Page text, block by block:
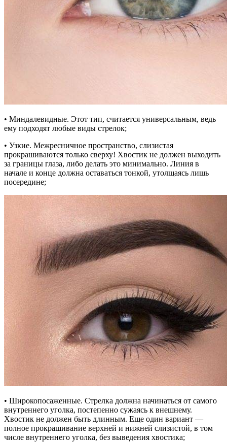
• Миндалевидные. Этот тип, считается универсальным, ведь
ему подходят любые виды стрелок;
• Узкие. Межресничное пространство, слизистая
прокрашиваются только сверху! Хвостик не должен выходить
за границы глаза, либо делать это минимально. Линия в
начале и конце должна оставаться тонкой, утолщаясь лишь
посередине;
• Широкопосаженные. Стрелка должна начинаться от самого
внутреннего уголка, постепенно сужаясь к внешнему.
Хвостик не должен быть длинным. Еще один вариант —
полное прокрашивание верхней и нижней слизистой, в том
числе внутреннего уголка, без выведения хвостика;